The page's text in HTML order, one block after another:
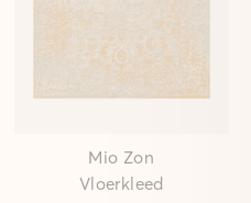
Mio Zon
Vloerkleed